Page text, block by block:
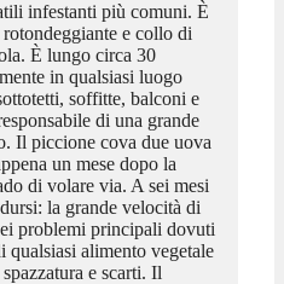
infestanti più comuni. È
e collo di
È lungo circa 30
in qualsiasi luogo
soffitte, balconi e
di una grande
Il piccione cova due uova
un mese dopo la
di volare via. A sei mesi
la grande velocità di
problemi principali dovuti
qualsiasi alimento vegetale
e scarti. Il